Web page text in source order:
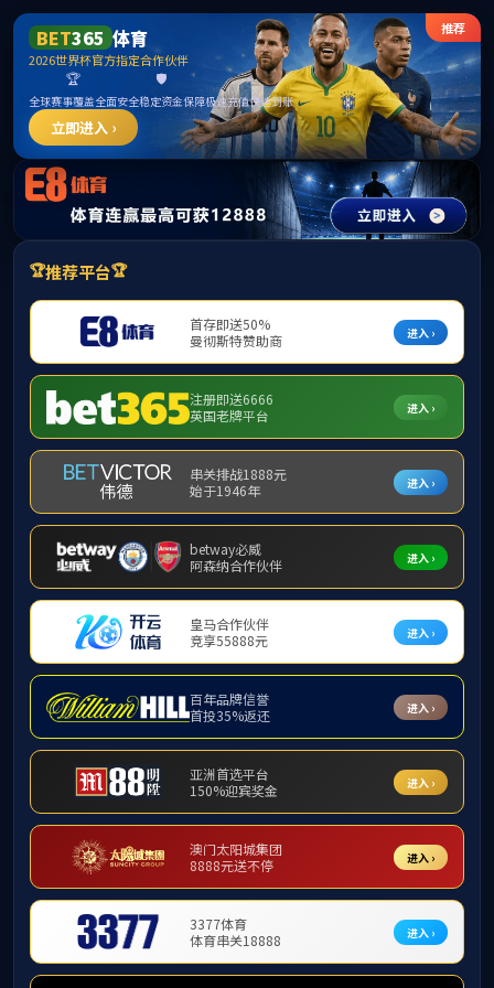
中国·yl1111永利(集团)有限公司-Official Website
提示：访问地址无效，错误的栏目参数！
首页 关闭此页